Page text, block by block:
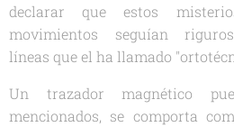
declarar que estos
movimientos seguían
líneas que el ha llamado
Un trazador magnético
mencionados, se comporta